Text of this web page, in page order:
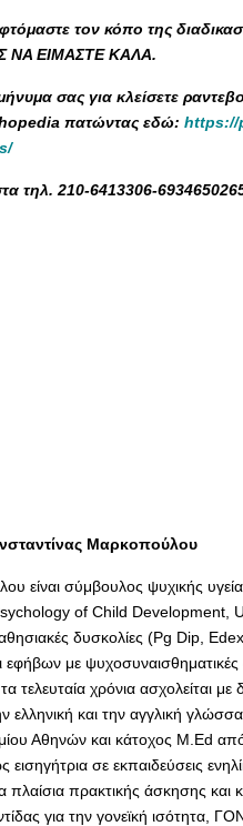
τον κόπο της
ΝΑ ΕΙΜΑΣΤΕ ΚΑΛΑ.
σας για κλείσετε
πατώντας εδώ: https://
τηλ. 210-6413306-
Μαρκοπούλου
είναι σύμβουλος ψυχικής
of Child Development,
δυσκολίες (Pg Dip,
εφήβων με ψυχοσυναισθηματικές
τελευταία χρόνια ασχολείται
ελληνική και την αγγλική
Αθηνών και κάτοχος M.Ed
σε εκπαιδεύσεις
πρακτικής άσκησης και
για την γονεϊκή ισότητα,